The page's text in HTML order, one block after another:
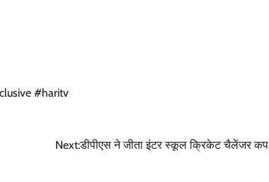
#haritv
Next:डीपीएस ने जीता इंटर स्कूल क्रिकेट चैलेंजर कप